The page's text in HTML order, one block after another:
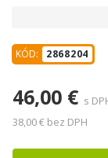
KÓD: 2868204
46,00 € s
38,00 € bez DPH